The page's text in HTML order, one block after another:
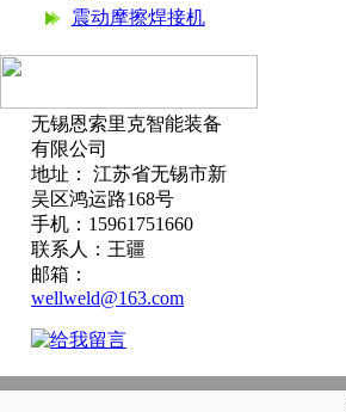
震动摩擦焊接机
无锡恩索里克智能装备
有限公司
地址： 江苏省无锡市新
吴区鸿运路168号
手机：15961751660
联系人：王疆
邮箱：
wellweld@163.com